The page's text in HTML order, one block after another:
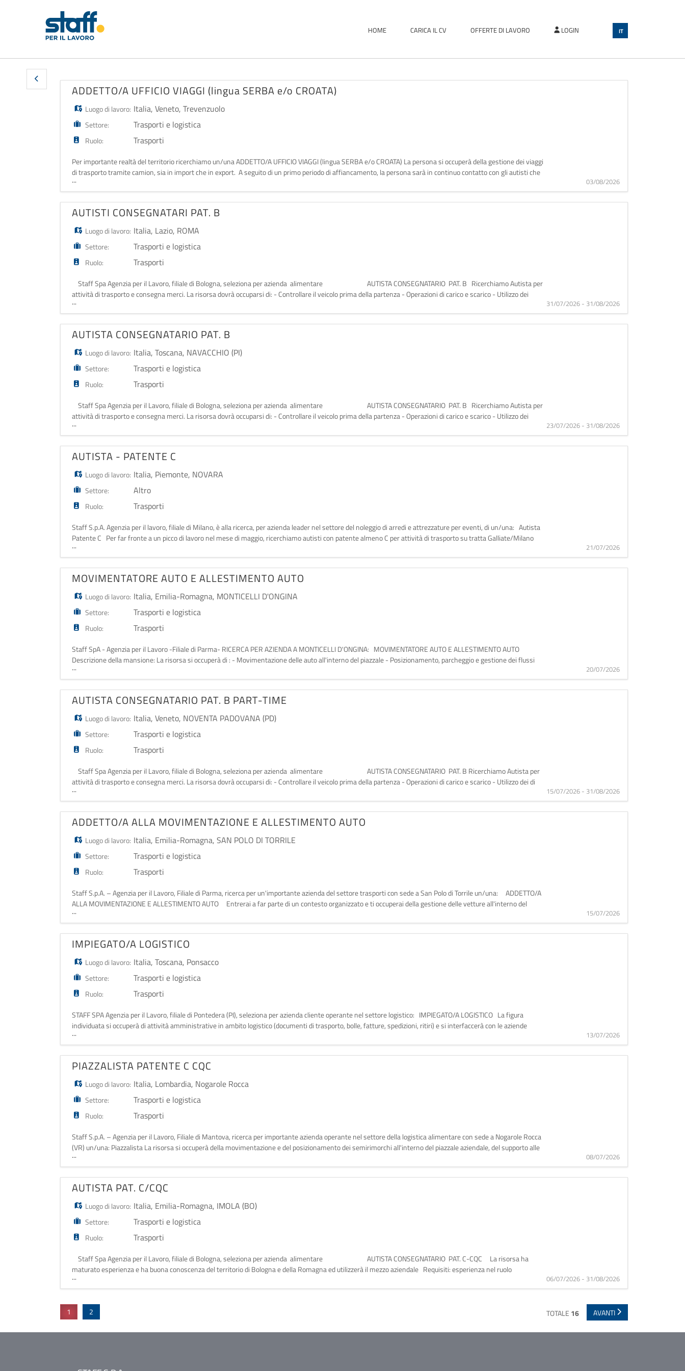
HOME CARICA IL CV OFFERTE DI LAVORO LOGIN IT
ADDETTO/A UFFICIO VIAGGI (lingua SERBA e/o CROATA)
Luogo di lavoro: Italia,Veneto,Trevenzuolo
Settore: Trasporti e logistica
Ruolo: Trasporti
Per importante realtà del territorio ricerchiamo un/una ADDETTO/A UFFICIO VIAGGI (lingua SERBA e/o CROATA) La persona si occuperà della gestione dei viaggi
di trasporto tramite camion, sia in import che in export. A seguito di un primo periodo di affiancamento, la persona sarà in continuo contatto con gli autisti che
gestiscono i nostri viaggi.
... 03/08/2026
AUTISTI CONSEGNATARI PAT. B
Luogo di lavoro: Italia, Lazio, ROMA
Settore: Trasporti e logistica
Ruolo: Trasporti
Staff Spa Agenzia per il Lavoro, filiale di Bologna, seleziona per azienda alimentare AUTISTA CONSEGNATARIO PAT. B Ricerchiamo Autista per
attività di trasporto e consegna merci. La risorsa dovrà occuparsi di: - Controllare il veicolo prima della partenza - Operazioni di carico e scarico - Utilizzo dei
... 31/07/2026 - 31/08/2026
AUTISTA CONSEGNATARIO PAT. B
Luogo di lavoro: Italia,Toscana, NAVACCHIO (PI)
Settore: Trasporti e logistica
Ruolo: Trasporti
Staff Spa Agenzia per il Lavoro, filiale di Bologna, seleziona per azienda alimentare AUTISTA CONSEGNATARIO PAT. B Ricerchiamo Autista per
attività di trasporto e consegna merci. La risorsa dovrà occuparsi di: - Controllare il veicolo prima della partenza - Operazioni di carico e scarico - Utilizzo dei
... 23/07/2026 - 31/08/2026
AUTISTA - PATENTE C
Luogo di lavoro: Italia, Piemonte, NOVARA
Settore: Altro
Ruolo: Trasporti
Staff S.p.A. Agenzia per il lavoro, filiale di Milano, è alla ricerca, per azienda leader nel settore del noleggio di arredi e attrezzature per eventi, di un/una: Autista
Patente C Per far fronte a un picco di lavoro nel mese di maggio, ricerchiamo autisti con patente almeno C per attività di trasporto su tratta Galliate/Milano
(andata e ri
... 21/07/2026
MOVIMENTATORE AUTO E ALLESTIMENTO AUTO
Luogo di lavoro: Italia, Emilia-Romagna, MONTICELLI D'ONGINA
Settore: Trasporti e logistica
Ruolo: Trasporti
Staff SpA - Agenzia per il Lavoro -Filiale di Parma- RICERCA PER AZIENDA A MONTICELLI D'ONGINA: MOVIMENTATORE AUTO E ALLESTIMENTO AUTO
Descrizione della mansione: La risorsa si occuperà di : - Movimentazione delle auto all'interno del piazzale - Posizionamento, parcheggio e gestione dei flussi
delle vetture. - Buona capacità dell'util
... 20/07/2026
AUTISTA CONSEGNATARIO PAT. B PART-TIME
Luogo di lavoro: Italia,Veneto, NOVENTA PADOVANA (PD)
Settore: Trasporti e logistica
Ruolo: Trasporti
Staff Spa Agenzia per il Lavoro, filiale di Bologna, seleziona per azienda alimentare AUTISTA CONSEGNATARIO PAT. B Ricerchiamo Autista per
attività di trasporto e consegna merci. La risorsa dovrà occuparsi di: - Controllare il veicolo prima della partenza - Operazioni di carico e scarico - Utilizzo dei di
... 15/07/2026 - 31/08/2026
ADDETTO/A ALLA MOVIMENTAZIONE E ALLESTIMENTO AUTO
Luogo di lavoro: Italia, Emilia-Romagna,SAN POLO DI TORRILE
Settore: Trasporti e logistica
Ruolo: Trasporti
Staff S.p.A. – Agenzia per il Lavoro, Filiale di Parma, ricerca per un'importante azienda del settore trasporti con sede a San Polo di Torrile un/una: ADDETTO/A
ALLA MOVIMENTAZIONE E ALLESTIMENTO AUTO Entrerai a far parte di un contesto organizzato e ti occuperai della gestione delle vetture all'interno del
parco auto. Di cosa ti occ
... 15/07/2026
IMPIEGATO/A LOGISTICO
Luogo di lavoro: Italia,Toscana, Ponsacco
Settore: Trasporti e logistica
Ruolo: Trasporti
STAFF SPA Agenzia per il Lavoro, filiale di Pontedera (PI), seleziona per azienda cliente operante nel settore logistico: IMPIEGATO/A LOGISTICO La figura
individuata si occuperà di attività amministrative in ambito logistico (documenti di trasporto, bolle, fatture, spedizioni, ritiri) e si interfaccerà con le aziende
clienti monitorando la
... 13/07/2026
PIAZZALISTA PATENTE C CQC
Luogo di lavoro: Italia, Lombardia, Nogarole Rocca
Settore: Trasporti e logistica
Ruolo: Trasporti
Staff S.p.A. – Agenzia per il Lavoro, Filiale di Mantova, ricerca per importante azienda operante nel settore della logistica alimentare con sede a Nogarole Rocca
(VR) un/una: Piazzalista La risorsa si occuperà della movimentazione e del posizionamento dei semirimorchi all'interno del piazzale aziendale, del supporto alle
operazioni di carico/sca
... 08/07/2026
AUTISTA PAT. C/CQC
Luogo di lavoro: Italia, Emilia-Romagna, IMOLA (BO)
Settore: Trasporti e logistica
Ruolo: Trasporti
Staff Spa Agenzia per il Lavoro, filiale di Bologna, seleziona per azienda alimentare AUTISTA CONSEGNATARIO PAT. C-CQC La risorsa ha
maturato esperienza e ha buona conoscenza del territorio di Bologna e della Romagna ed utilizzerà il mezzo aziendale Requisiti: esperienza nel ruolo
Automunito
... 06/07/2026 - 31/08/2026
1 2 AVANTI
TOTALE 16